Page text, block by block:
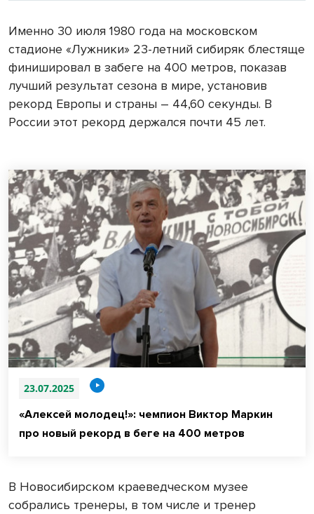
Именно 30 июля 1980 года на московском
стадионе «Лужники» 23-летний сибиряк блестяще
финишировал в забеге на 400 метров, показав
лучший результат сезона в мире, установив
рекорд Европы и страны – 44,60 секунды. В
России этот рекорд держался почти 45 лет.
23.07.2025
«Алексей молодец!»: чемпион Виктор Маркин
про новый рекорд в беге на 400 метров
В Новосибирском краеведческом музее
собрались тренеры, в том числе и тренер